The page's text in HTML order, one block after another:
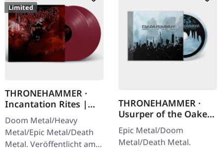
Limited
THRONEHAMMER ·
Incantation Rites |
OXBLOOD 2LP
Doom Metal/Heavy
Metal/Epic Metal/Death
Metal. Veröffentlicht am
THRONEHAMMER ·
Usurper of the Oaken
Throne | CD
Epic Metal/Doom
Metal/Death Metal.